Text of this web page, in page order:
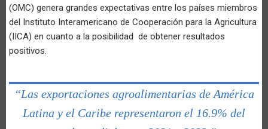
(OMC) genera grandes expectativas entre los países miembros
del Instituto Interamericano de Cooperación para la Agricultura
(IICA) en cuanto a la posibilidad de obtener resultados
positivos.
“Las exportaciones agroalimentarias de América
Latina y el Caribe representaron el 16.9% del